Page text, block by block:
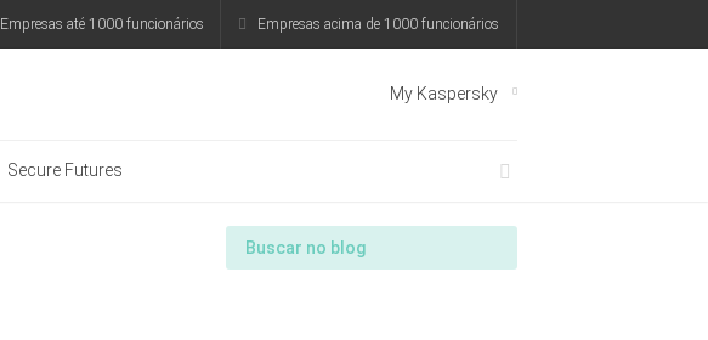
Empresas até 1000 funcionários Empresas acima de 1000 funcionários
My Kaspersky
Secure Futures